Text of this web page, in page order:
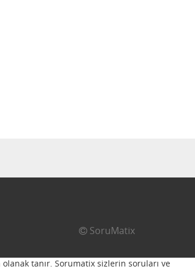
SoruMatix
tanır. Sorumatix sizlerin soruları ve